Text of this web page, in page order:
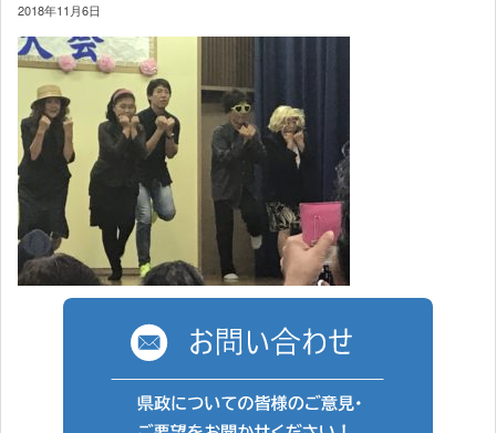
2018年11月6日